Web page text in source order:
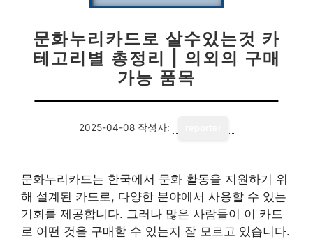
문화누리카드로 살수있는것 카
테고리별 총정리 | 의외의 구매
가능 품목
2025-04-08 작성자:
문화누리카드는 한국에서 문화 활동을 지원하기 위
해 설계된 카드로, 다양한 분야에서 사용할 수 있는
기회를 제공합니다. 그러나 많은 사람들이 이 카드
로 어떤 것을 구매할 수 있는지 잘 모르고 있습니다.